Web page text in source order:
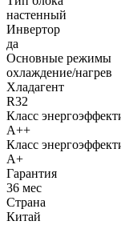
настенный
Инвертор
да
Основные режимы
охлаждение/нагрев
Хладагент
R32
Класс
A++
Класс
A+
Гарантия
36 мес
Страна
Китай